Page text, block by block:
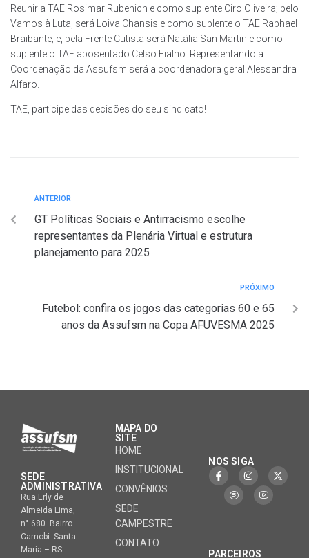
Reunir a TAE Rosimar Rubenich e como suplente Ciro Oliveira; pelo
Vamos à Luta, será Loiva Chansis e como suplente o TAE Raphael
Braibante; e, pela Frente Cutista será Natália San Martin e como
suplente o TAE aposentado Celso Fialho. Representando a
Coordenação da Assufsm será a coordenadora geral Alessandra
Alfaro.
TAE, participe das decisões do seu sindicato!
ANTERIOR
GT Políticas Sociais e Antirracismo escolhe
representantes da Plenária Virtual e estrutura
planejamento para 2025
PRÓXIMO
Futebol: confira os jogos das categorias 60 e 65
anos da Assufsm na Copa AFUVESMA 2025
SEDE
ADMINISTRATIVA
Rua Erly de
Almeida Lima,
n° 680. Bairro
Camobi. Santa
Maria – RS
MAPA DO
SITE
HOME
INSTITUCIONAL
CONVÊNIOS
SEDE
CAMPESTRE
CONTATO
NOS SIGA
PARCEIROS